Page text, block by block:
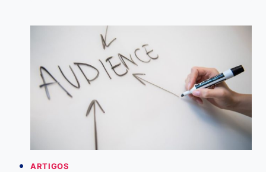
GOOGLE
SEARCH
CONSOLE
ARTIGOS